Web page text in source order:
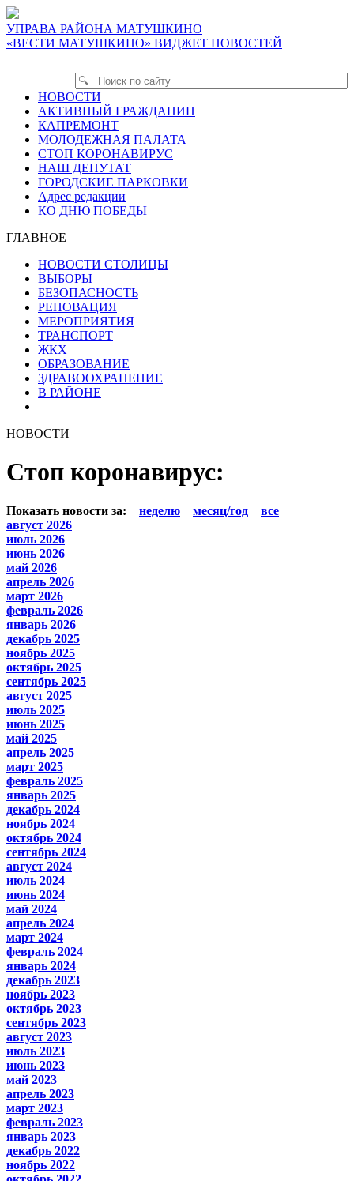
УПРАВА РАЙОНА МАТУШКИНО
«ВЕСТИ МАТУШКИНО» ВИДЖЕТ НОВОСТЕЙ
НОВОСТИ
АКТИВНЫЙ ГРАЖДАНИН
КАПРЕМОНТ
МОЛОДЕЖНАЯ ПАЛАТА
СТОП КОРОНАВИРУС
НАШ ДЕПУТАТ
ГОРОДСКИЕ ПАРКОВКИ
Адрес редакции
КО ДНЮ ПОБЕДЫ
ГЛАВНОЕ
НОВОСТИ СТОЛИЦЫ
ВЫБОРЫ
БЕЗОПАСНОСТЬ
РЕНОВАЦИЯ
МЕРОПРИЯТИЯ
ТРАНСПОРТ
ЖКХ
ОБРАЗОВАНИЕ
ЗДРАВООХРАНЕНИЕ
В РАЙОНЕ
НОВОСТИ
Стоп коронавирус:
Показать новости за: неделю месяц/год
все
август 2026
июль 2026
июнь 2026
май 2026
апрель 2026
март 2026
февраль 2026
январь 2026
декабрь 2025
ноябрь 2025
октябрь 2025
сентябрь 2025
август 2025
июль 2025
июнь 2025
май 2025
апрель 2025
март 2025
февраль 2025
январь 2025
декабрь 2024
ноябрь 2024
октябрь 2024
сентябрь 2024
август 2024
июль 2024
июнь 2024
май 2024
апрель 2024
март 2024
февраль 2024
январь 2024
декабрь 2023
ноябрь 2023
октябрь 2023
сентябрь 2023
август 2023
июль 2023
июнь 2023
май 2023
апрель 2023
март 2023
февраль 2023
январь 2023
декабрь 2022
ноябрь 2022